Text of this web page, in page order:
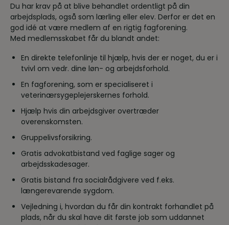
Du har krav på at blive behandlet ordentligt på din
arbejdsplads, også som lærling eller elev. Derfor er det en
god idé at være medlem af en rigtig fagforening.
Med medlemsskabet får du blandt andet:
En direkte telefonlinje til hjælp, hvis der er noget, du er i
tvivl om vedr. dine løn- og arbejdsforhold.
En fagforening, som er specialiseret i
veterinærsygeplejerskernes forhold.
Hjælp hvis din arbejdsgiver overtræder
overenskomsten.
Gruppelivsforsikring.
Gratis advokatbistand ved faglige sager og
arbejdsskadesager.
Gratis bistand fra socialrådgivere ved f.eks.
længerevarende sygdom.
Vejledning i, hvordan du får din kontrakt forhandlet på
plads, når du skal have dit første job som uddannet